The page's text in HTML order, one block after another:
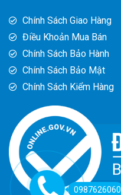
Chính Sách Giao Hàng
Điều Khoản Mua Bán
Chính Sách Bảo Hành
Chính Sách Bảo Mật
Chính Sách Kiểm Hàng
0987626060